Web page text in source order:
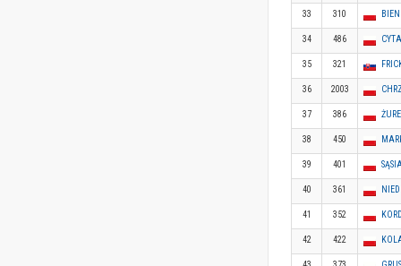
33 310
34 486
35 321
36 2003
37 386
38 450
39 401
40 361
41 352
42 422